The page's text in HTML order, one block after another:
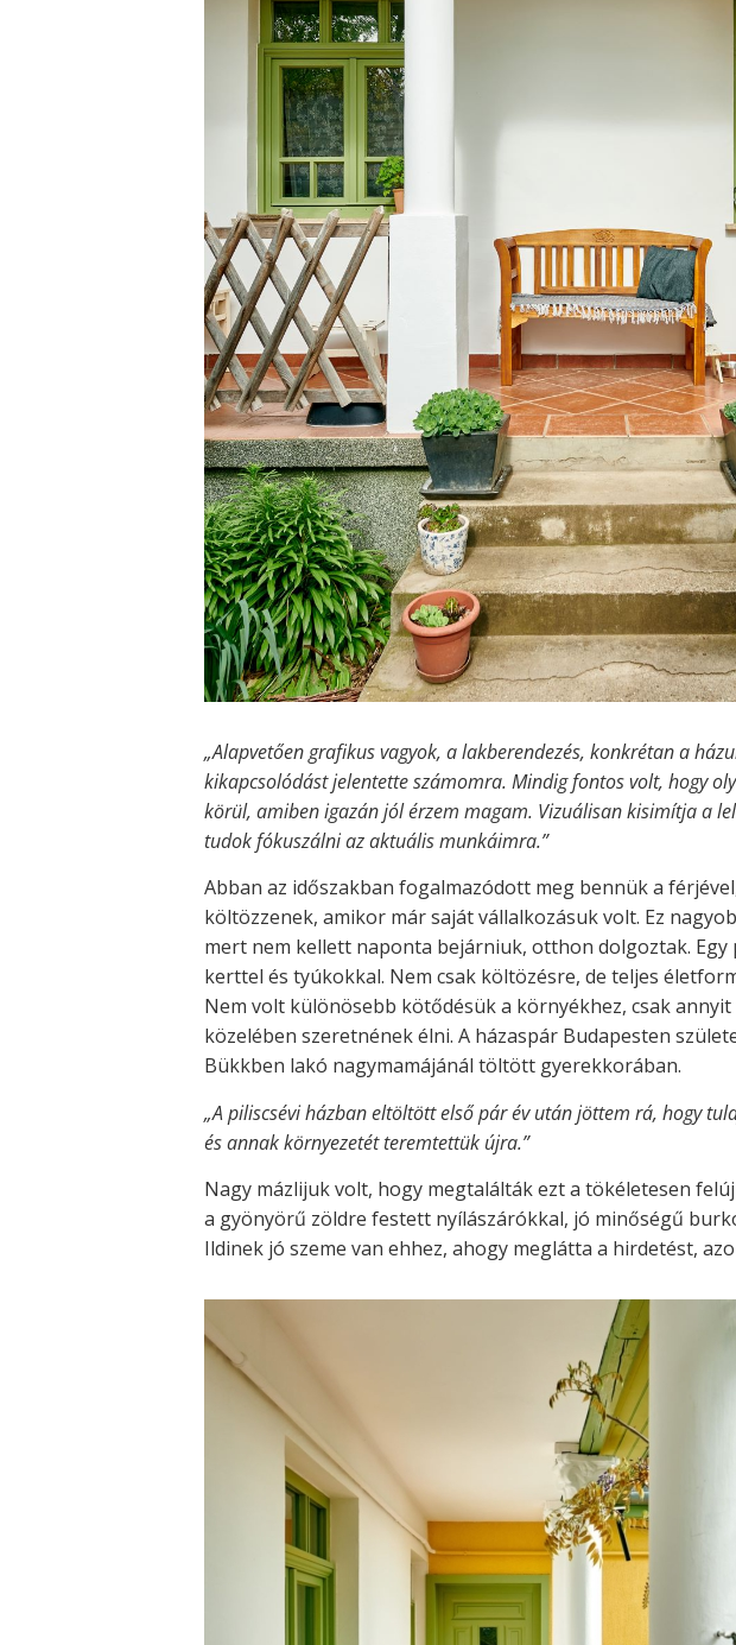
„Alapvetően grafikus vagyok, a lakberendezés, konkrétan a
kikapcsolódást jelentette számomra. Mindig fontos volt, hogy
körül, amiben igazán jól érzem magam. Vizuálisan kisimítja a
tudok fókuszálni az aktuális munkáimra.”
Abban az időszakban fogalmazódott meg bennük a
költözzenek, amikor már saját vállalkozásuk volt. Ez
mert nem kellett naponta bejárniuk, otthon dolgoztak.
kerttel és tyúkokkal. Nem csak költözésre, de teljes
Nem volt különösebb kötődésük a környékhez, csak
közelében szeretnének élni. A házaspár Budapesten
Bükkben lakó nagymamájánál töltött gyerekkorában.
„A piliscsévi házban eltöltött első pár év után jöttem rá, hogy
és annak környezetét teremtettük újra.”
Nagy mázlijuk volt, hogy megtalálták ezt a tökéletesen
a gyönyörű zöldre festett nyílászárókkal, jó minőségű
Ildinek jó szeme van ehhez, ahogy meglátta a hirdetést,